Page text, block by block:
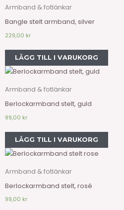
Armband & fotlänkar
Bangle stelt armband, silver
229,00 kr
LÄGG TILL I VARUKORG
Armband & fotlänkar
Berlockarmband stelt, guld
99,00 kr
LÄGG TILL I VARUKORG
Armband & fotlänkar
Berlockarmband stelt, rosé
99,00 kr